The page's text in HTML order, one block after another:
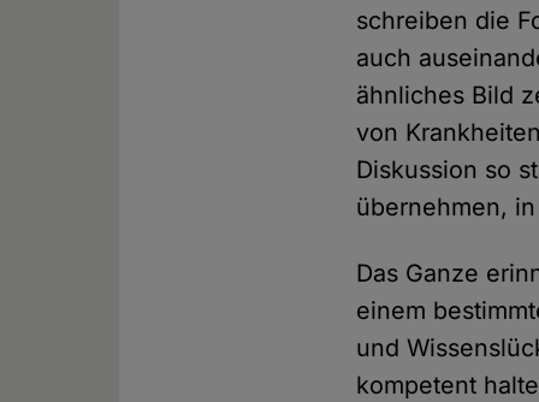
schreiben die
auch
ähnliches Bild
von
Diskussion so
übernehmen,
Das Ganze
einem
und
kompetent